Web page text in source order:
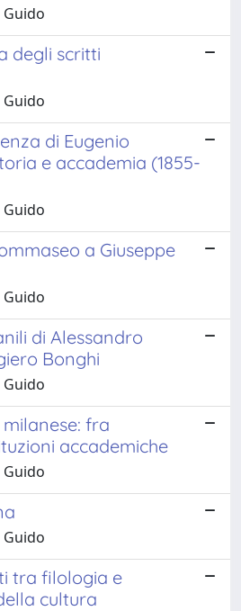
Guido
degli scritti
Guido
di Eugenio
e accademia (1855-
Guido
a Giuseppe
Guido
di Alessandro
Bonghi
Guido
fra
accademiche
Guido
Guido
tra filologia e
cultura